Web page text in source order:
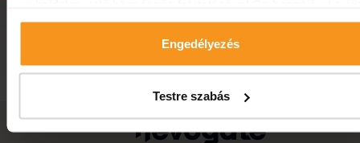
használatához.
Engedélyezés
Testre szabás